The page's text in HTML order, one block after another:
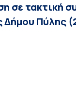
σε τακτική
Δήμου Πύλης